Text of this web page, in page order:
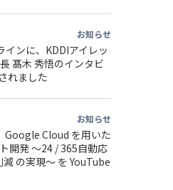
お知らせ
インに、KDDIアイレッ
髙木 秀悟のインタビ
れました
お知らせ
Google Cloud を用いた
開発 〜24 / 365自動応
の実現〜 を YouTube